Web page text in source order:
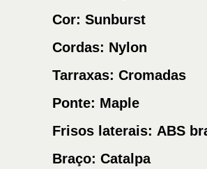
Cor: Sunburst
Cordas: Nylon
Tarraxas: Cromadas
Ponte: Maple
Frisos laterais: ABS
Braço: Catalpa